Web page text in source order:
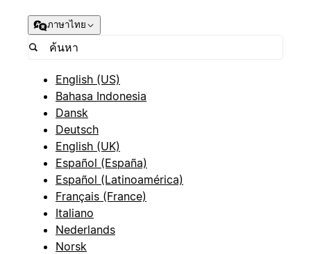
ภาษาไทย
English (US)
Bahasa Indonesia
Dansk
Deutsch
English (UK)
Español (España)
Español (Latinoamérica)
Français (France)
Italiano
Nederlands
Norsk